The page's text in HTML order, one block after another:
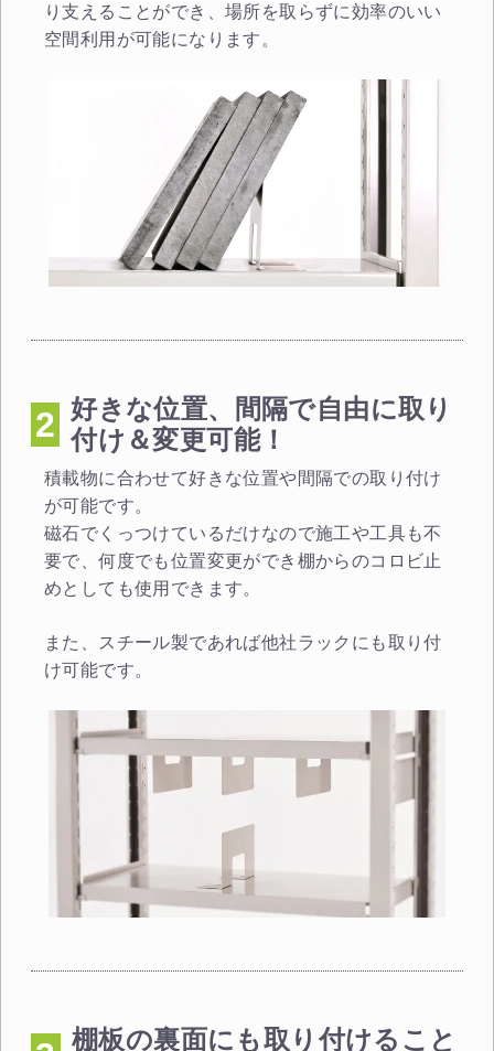
り支えることができ、場所を取らずに効率のいい
空間利用が可能になります。
2 好きな位置、間隔で自由に取り
付け＆変更可能！
積載物に合わせて好きな位置や間隔での取り付け
が可能です。
磁石でくっつけているだけなので施工や工具も不
要で、何度でも位置変更ができ棚からのコロビ止
めとしても使用できます。
また、スチール製であれば他社ラックにも取り付
け可能です。
棚板の裏面にも取り付けること